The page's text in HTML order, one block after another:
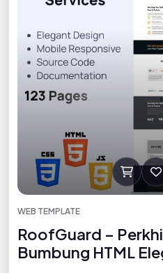
WEB TEMPLATE
RoofGuard –
Bumbung HTML